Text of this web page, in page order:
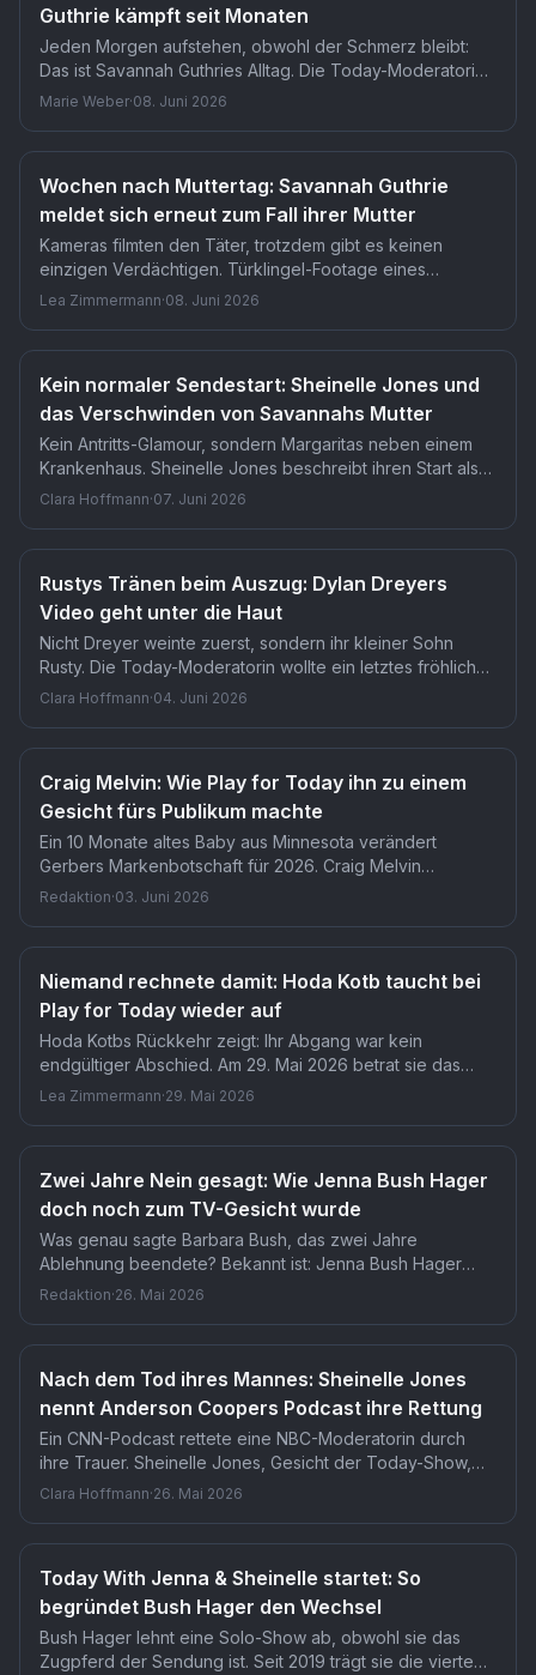
Guthrie kämpft seit Monaten
Jeden Morgen aufstehen, obwohl der Schmerz bleibt:
Das ist Savannah Guthries Alltag. Die Today-Moderatorin
vertrat am 8. Juni Sheinelle Jones und brach dabei ihr
Marie Weber·08. Juni 2026
Wochen nach Muttertag: Savannah Guthrie
meldet sich erneut zum Fall ihrer Mutter
Kameras filmten den Täter, trotzdem gibt es keinen
einzigen Verdächtigen. Türklingel-Footage eines
maskierten Mannes und DNA-Proben im FBI-Labor in
Instagram: 'Bring her home.'
Lea Zimmermann·08. Juni 2026
Kein normaler Sendestart: Sheinelle Jones und
das Verschwinden von Savannahs Mutter
Kein Antritts-Glamour, sondern Margaritas neben einem
Krankenhaus. Sheinelle Jones beschreibt ihren Start als
Co-Moderatorin der Today-Show als eine Zeit, in der
Clara Hoffmann·07. Juni 2026
Rustys Tränen beim Auszug: Dylan Dreyers
Video geht unter die Haut
Nicht Dreyer weinte zuerst, sondern ihr kleiner Sohn
Rusty. Die Today-Moderatorin wollte ein letztes fröhliches
Video aus der New Yorker Wohnung drehen, doch Rusty
Clara Hoffmann·04. Juni 2026
Craig Melvin: Wie Play for Today ihn zu einem
Gesicht fürs Publikum machte
Ein 10 Monate altes Baby aus Minnesota verändert
Gerbers Markenbotschaft für 2026. Craig Melvin
präsentierte Cameron Chung gemeinsam mit Dylan
Enthüllungsmomente.
Redaktion·03. Juni 2026
Niemand rechnete damit: Hoda Kotb taucht bei
Play for Today wieder auf
Hoda Kotbs Rückkehr zeigt: Ihr Abgang war kein
endgültiger Abschied. Am 29. Mai 2026 betrat sie das
Studio 1A der Today-Show und präsentierte eine
Lea Zimmermann·29. Mai 2026
Zwei Jahre Nein gesagt: Wie Jenna Bush Hager
doch noch zum TV-Gesicht wurde
Was genau sagte Barbara Bush, das zwei Jahre
Ablehnung beendete? Bekannt ist: Jenna Bush Hager
arbeitete als Lehrerin, liebte ihren Beruf und verweigerte
Redaktion·26. Mai 2026
Nach dem Tod ihres Mannes: Sheinelle Jones
nennt Anderson Coopers Podcast ihre Rettung
Ein CNN-Podcast rettete eine NBC-Moderatorin durch
ihre Trauer. Sheinelle Jones, Gesicht der Today-Show,
nennt Anderson Coopers 'All There Is' ihren persönlichen
bemerkenswert.
Clara Hoffmann·26. Mai 2026
Today With Jenna & Sheinelle startet: So
begründet Bush Hager den Wechsel
Bush Hager lehnt eine Solo-Show ab, obwohl sie das
Zugpferd der Sendung ist. Seit 2019 trägt sie die vierte